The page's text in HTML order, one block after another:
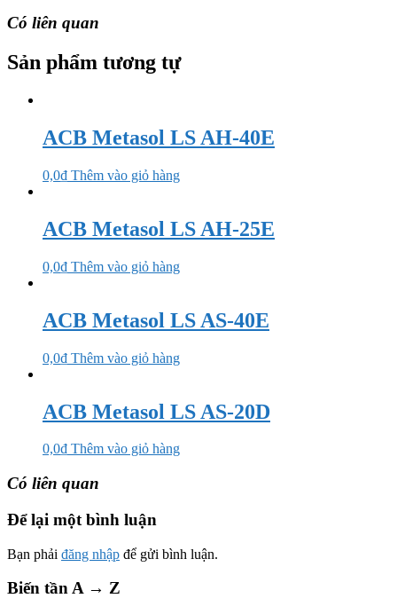
Có liên quan
Sản phẩm tương tự
ACB Metasol LS AH-40E
0,0₫ Thêm vào giỏ hàng
ACB Metasol LS AH-25E
0,0₫ Thêm vào giỏ hàng
ACB Metasol LS AS-40E
0,0₫ Thêm vào giỏ hàng
ACB Metasol LS AS-20D
0,0₫ Thêm vào giỏ hàng
Có liên quan
Để lại một bình luận
Bạn phải đăng nhập để gửi bình luận.
Biến tần A → Z